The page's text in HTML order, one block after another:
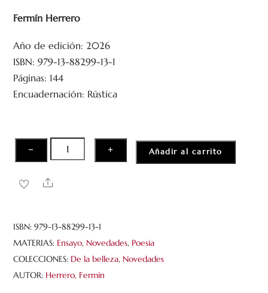
a
r
d
o
c
o
5
Fermín Herrero
Año de edición: 2026
ISBN: 979-13-88299-13-1
Páginas: 144
Encuadernación: Rústica
−
belleza
de
cantidad
+ Añadir al carrito
Share
ISBN:979-13-88299-13-1
MATERIAS: Ensayo, Novedades, Poesia
COLECCIONES: De la belleza, Novedades
AUTOR: Herrero, Fermín